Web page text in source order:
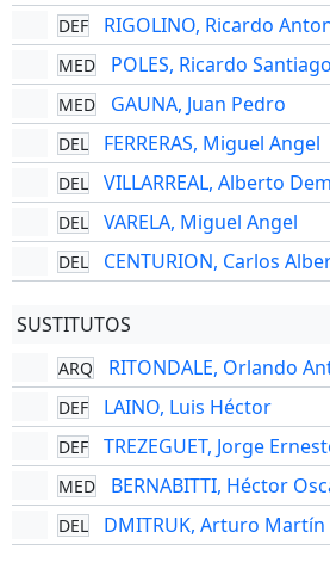
DEF RIGOLINO, Ricardo
MED POLES, Ricardo Santiago
MED GAUNA, Juan Pedro
DEL FERRERAS, Miguel Angel
DEL VILLARREAL, Alberto
DEL VARELA, Miguel Angel
DEL CENTURION, Carlos
SUSTITUTOS
ARQ RITONDALE, Orlando
DEF LAINO, Luis Héctor
DEF TREZEGUET, Jorge
MED BERNABITTI, Héctor
DEL DMITRUK, Arturo Martín